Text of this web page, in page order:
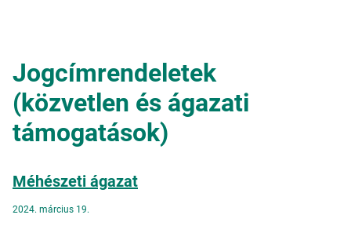
Jogcímrendeletek
(közvetlen és ágazati
támogatások)
Méhészeti ágazat
2024. március 19.